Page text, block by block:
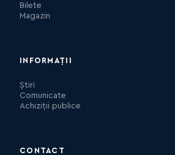
Bilete
Magazin
INFORMAȚII
Știri
Comunicate
Achiziții publice
CONTACT